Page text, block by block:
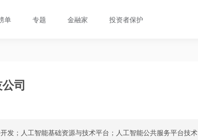
单 专题 金融家 投资者保护
司
发；人工智能基础资源与技术平台；人工智能公共服务平台技术